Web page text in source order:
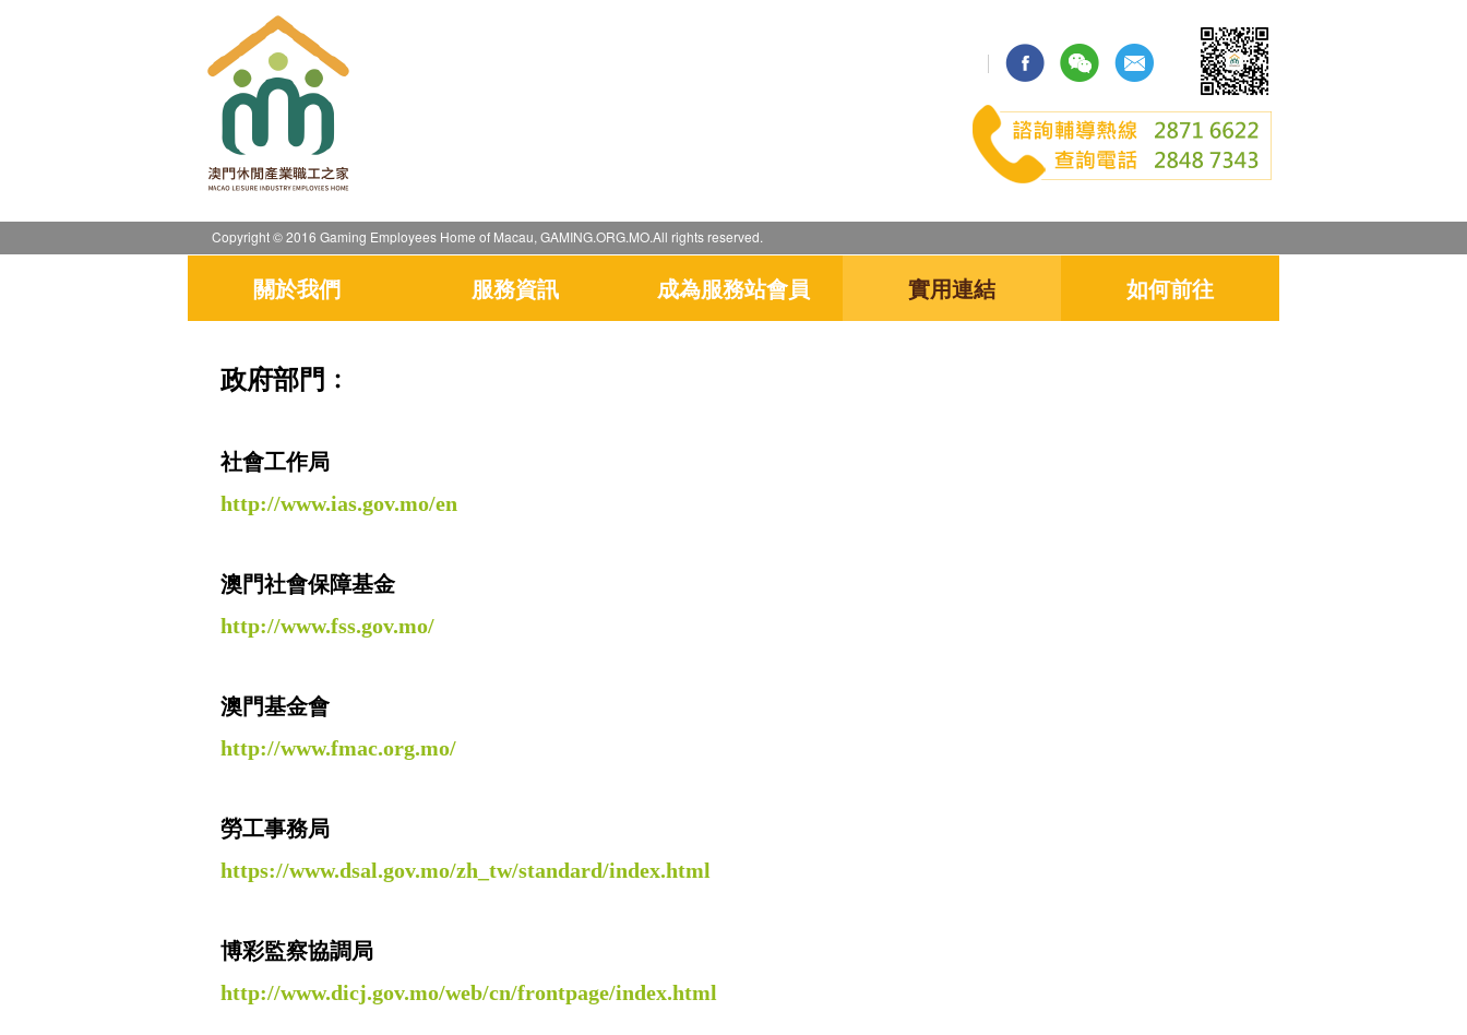
Copyright © 2016 Gaming Employees Home of Macau, GAMING.ORG.MO.All rights reserved.
關於我們 服務資訊 成為服務站會員 實用連結 如何前往
政府部門﹕
社會工作局
http://www.ias.gov.mo/en
澳門社會保障基金
http://www.fss.gov.mo/
澳門基金會
http://www.fmac.org.mo/
勞工事務局
https://www.dsal.gov.mo/zh_tw/standard/index.html
博彩監察協調局
http://www.dicj.gov.mo/web/cn/frontpage/index.html